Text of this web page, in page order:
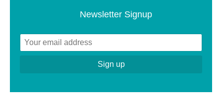
Newsletter Signup